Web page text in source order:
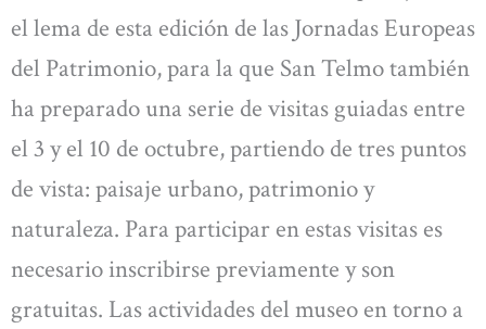
el lema de esta edición de las Jornadas Europeas
del Patrimonio, para la que San Telmo también
ha preparado una serie de visitas guiadas entre
el 3 y el 10 de octubre, partiendo de tres puntos
de vista: paisaje urbano, patrimonio y
naturaleza. Para participar en estas visitas es
necesario inscribirse previamente y son
gratuitas. Las actividades del museo en torno a